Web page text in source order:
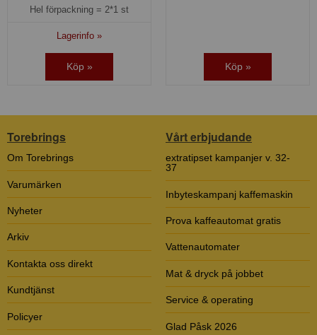
Hel förpackning = 2*1 st
Lagerinfo »
Köp » Köp »
Torebrings
Om Torebrings
Varumärken
Nyheter
Arkiv
Kontakta oss direkt
Kundtjänst
Policyer
Vårt erbjudande
extratipset kampanjer v. 32-
37
Inbyteskampanj kaffemaskin
Prova kaffeautomat gratis
Vattenautomater
Mat & dryck på jobbet
Service & operating
Glad Påsk 2026